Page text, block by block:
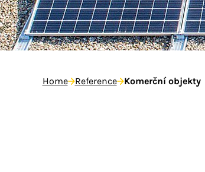
Home Reference Komerční objekty